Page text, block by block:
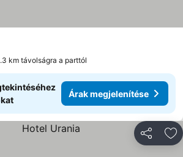
km távolságra a parttól
Árak megjelenítése